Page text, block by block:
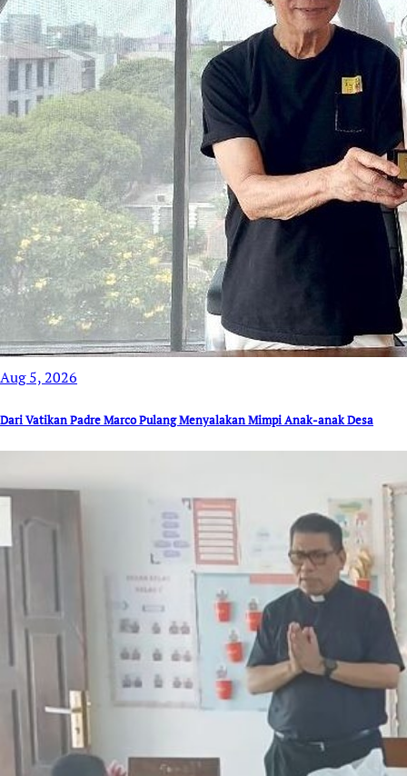
Aug 5, 2026
Dari Vatikan Padre Marco Pulang Menyalakan Mimpi Anak-anak Desa